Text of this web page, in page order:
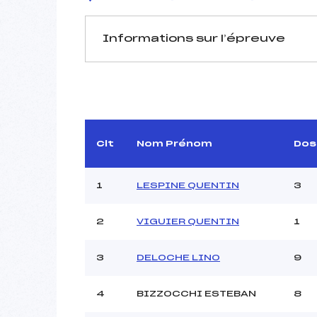
Informations sur l’épreuve
D.T Adjoint :
Coefficient :
Style :
Clt Nom Prénom Dos
1 LESPINE QUENTIN 3
2 VIGUIER QUENTIN 1
3 DELOCHE LINO 9
4 BIZZOCCHI ESTEBAN 8